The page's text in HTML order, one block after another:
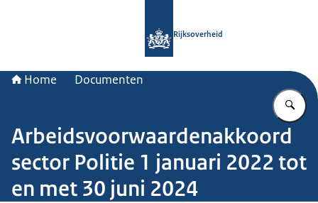
Rijksoverheid
Home Documenten
Arbeidsvoorwaardenakkoord
sector Politie 1 januari 2022 tot
en met 30 juni 2024